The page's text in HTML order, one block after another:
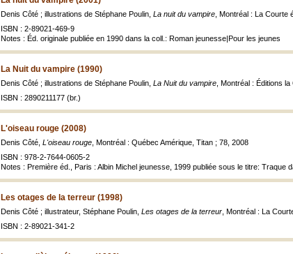
Denis Côté ; illustrations de Stéphane Poulin, La nuit du vampire , Montréal : La Courte
ISBN : 2-89021-469-9
Notes : Éd. originale publiée en 1990 dans la coll.: Roman jeunesse|Pour les jeunes
La Nuit du vampire (1990)
Denis Côté ; illustrations de Stéphane Poulin, La Nuit du vampire , Montréal : Éditions
ISBN : 2890211177 (br.)
L'oiseau rouge (2008)
Denis Côté, L'oiseau rouge , Montréal : Québec Amérique, Titan ; 78, 2008
ISBN : 978-2-7644-0605-2
Notes : Première éd., Paris : Albin Michel jeunesse, 1999 publiée sous le titre: Traque
Les otages de la terreur (1998)
Denis Côté ; illustrateur, Stéphane Poulin, Les otages de la terreur , Montréal : La
ISBN : 2-89021-341-2